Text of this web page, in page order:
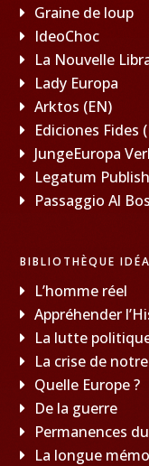
Graine de loup
IdeoChoc
La Nouvelle
Lady Europa
Arktos (EN)
Ediciones Fides
JungeEuropa
Legatum
Passaggio Al
BIBLIOTHÈQUE
L’homme réel
Appréhender
La lutte
La crise de
Quelle Europe ?
De la guerre
Permanences
La longue